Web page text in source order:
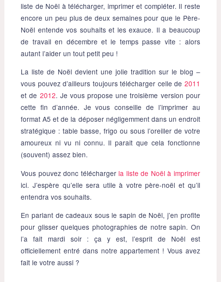
liste de Noël à télécharger, imprimer et compléter. Il reste
encore un peu plus de deux semaines pour que le Père-
Noël entende vos souhaits et les exauce. Il a beaucoup
de travail en décembre et le temps passe vite : alors
autant l’aider un tout petit peu !
La liste de Noël devient une jolie tradition sur le blog –
vous pouvez d’ailleurs toujours télécharger celle de 2011
et de 2012. Je vous propose une troisième version pour
cette fin d’année. Je vous conseille de l’imprimer au
format A5 et de la déposer négligemment dans un endroit
stratégique : table basse, frigo ou sous l’oreiller de votre
amoureux ni vu ni connu. Il parait que cela fonctionne
(souvent) assez bien.
Vous pouvez donc téléchargerla liste de Noël à imprimer
ici. J’espère qu’elle sera utile à votre père-noël et qu’il
entendra vos souhaits.
En parlant de cadeaux sous le sapin de Noël, j’en profite
pour glisser quelques photographies de notre sapin. On
l’a fait mardi soir : ça y est, l’esprit de Noël est
officiellement entré dans notre appartement ! Vous avez
fait le votre aussi ?